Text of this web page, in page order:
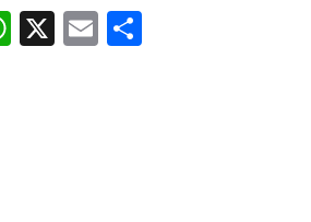
W
ha
X E
m
Pa
rt